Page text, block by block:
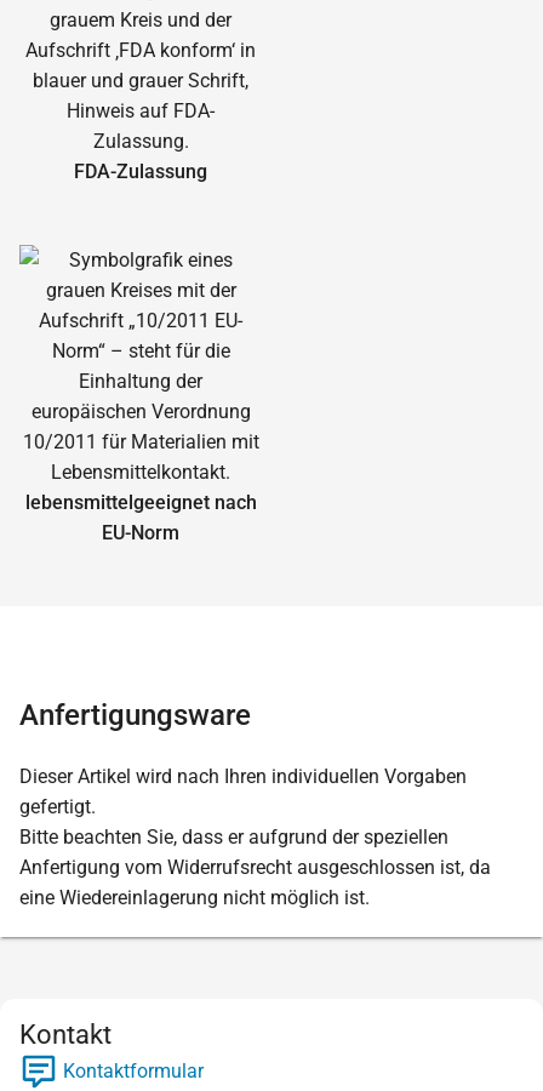
FDA-Zulassung
lebensmittelgeeignet nach
EU-Norm
Anfertigungsware
Dieser Artikel wird nach Ihren individuellen Vorgaben
gefertigt.
Bitte beachten Sie, dass er aufgrund der speziellen
Anfertigung vom Widerrufsrecht ausgeschlossen ist, da
eine Wiedereinlagerung nicht möglich ist.
Kontakt
Kontaktformular